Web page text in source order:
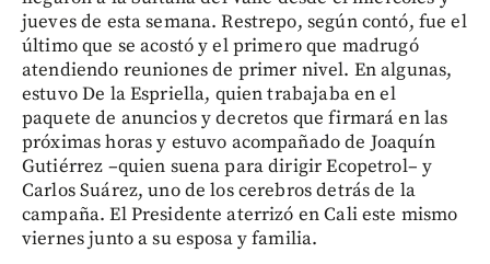
jueves de esta semana. Restrepo, según contó, fue el
último que se acostó y el primero que madrugó
atendiendo reuniones de primer nivel. En algunas,
estuvo De la Espriella, quien trabajaba en el
paquete de anuncios y decretos que firmará en las
próximas horas y estuvo acompañado de Joaquín
Gutiérrez –quien suena para dirigir Ecopetrol– y
Carlos Suárez, uno de los cerebros detrás de la
campaña. El Presidente aterrizó en Cali este mismo
viernes junto a su esposa y familia.